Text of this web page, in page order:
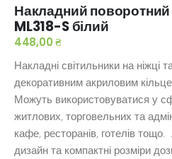
до
початку
галереї
Накладний поворотний
ML318-S білий
448,00 ₴
Накладні світильники на ніжці
декоративним акриловим
Можуть використовуватися у
житлових, торговельних та
кафе, ресторанів, готелів
дизайн та компактні розміри